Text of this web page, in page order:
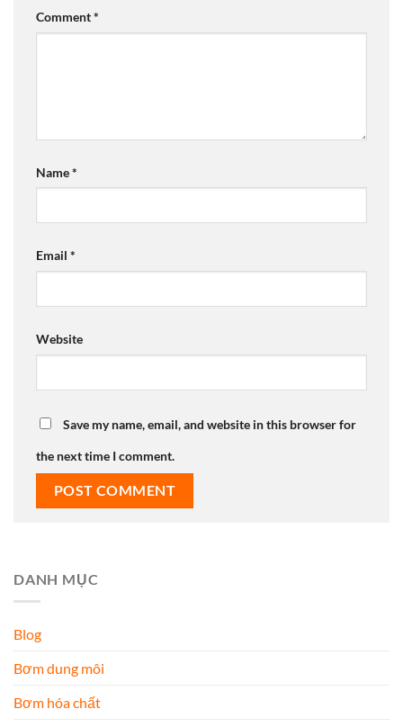
Comment*
Name*
Email *
Website
Save my name, email, and website in this browser for
the next time I comment.
DANH MỤC
Blog
Bơm dung môi
Bơm hóa chất